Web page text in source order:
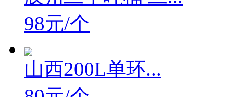
胶州二手吨桶 二...
98元/个
山西200L单环...